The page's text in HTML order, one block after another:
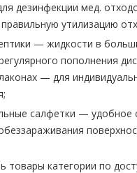
дезинфекции мед.
утилизацию
— жидкости в
пополнения
— для
салфетки — удобное
товары категории по